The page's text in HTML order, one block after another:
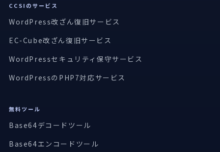
CCSIのサービス
WordPress改ざん復旧サービス
EC-Cube改ざん復旧サービス
WordPressセキュリティ保守サービス
WordPressのPHP7対応サービス
無料ツール
Base64デコードツール
Base64エンコードツール